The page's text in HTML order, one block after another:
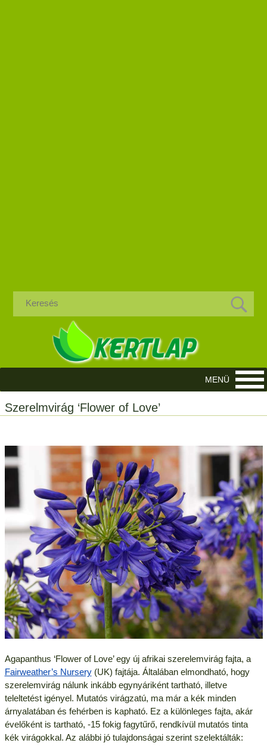
Szerelmvirág ‘Flower of Love’
Agapanthus ‘Flower of Love’ egy új afrikai szerelemvirág fajta, a
Fairweather’s Nursery(UK) fajtája. Általában elmondható, hogy
szerelemvirág nálunk inkább egynyáriként tartható, illetve
teleltetést igényel. Mutatós virágzatú, ma már a kék minden
árnyalatában és fehérben is kapható. Ez a különleges fajta, akár
évelőként is tartható, -15 fokig fagytűrő, rendkívül mutatós tinta
kék virágokkal. Az alábbi jó tulajdonságai szerint szelektálták: